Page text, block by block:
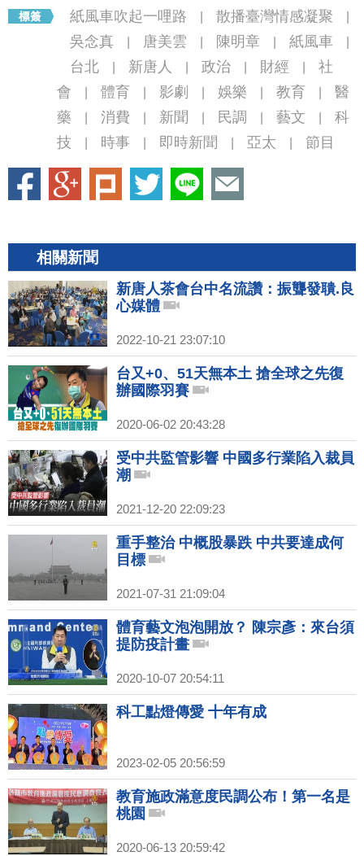
紙風車吹起一哩路 散播臺灣情感凝聚
吳念真 唐美雲 陳明章 紙風車
台北 新唐人 政治 財經
社
會
體育 影劇 娛樂 教育
醫
藥
消費 新聞 民調 藝文
科
技
時事 即時新聞 亞太 節目
相關新聞
新唐人茶會台中名流讚：振聾發聵.良
心媒體
2022-10-21 23:07:10
台又+0、51天無本土 搶全球之先復
辦國際羽賽
2020-06-02 20:43:28
受中共監管影響 中國多行業陷入裁員
潮
2021-12-20 22:09:23
重手整治 中概股暴跌 中共要達成何
目標
2021-07-31 21:09:04
體育藝文泡泡開放？ 陳宗彥：來台須
提防疫計畫
2020-10-07 20:54:11
科工點燈傳愛 十年有成
2023-02-05 20:56:59
教育施政滿意度民調公布！第一名是
桃園
2020-06-13 20:59:42